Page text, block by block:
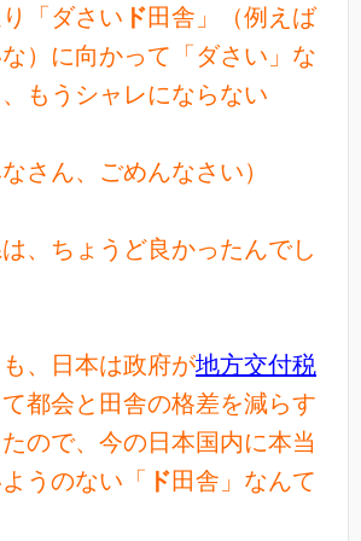
「ダさい ド田舎」（例えば
）に向かって「ダさい」な
もうシャレにならない
さん、ごめんなさい）
、ちょうど良かったんでし
、日本は政府が地方交付税
都会と田舎の格差を減らす
ので、今の日本国内に本当
うのない「
ド田舎」なんて